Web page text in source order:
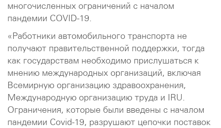
многочисленных ограничений с началом
пандемии COVID-19.
«Работники автомобильного транспорта не
получают правительственной поддержки, тогда
как государствам необходимо прислушаться к
мнению международных организаций, включая
Всемирную организацию здравоохранения,
Международную организацию труда и IRU.
Ограничения, которые были введены с началом
пандемии Covid-19, разрушают цепочки поставок